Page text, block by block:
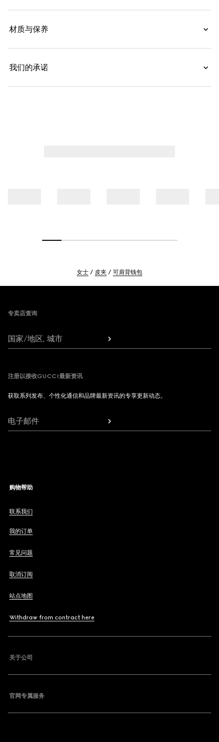
材质与保养
我们的承诺
女士 皮夹 可肩背钱包
专卖店查询
国家/地区, 城市
注册以接收GUCCI最新资讯
获取系列发布、个性化通信和品牌最新资讯的专享更新动态。
电子邮件
购物帮助
联系我们
我的订单
常见问题
取消订阅
站点地图
Withdraw from contract here
关于公司
官网专属服务